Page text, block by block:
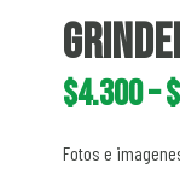
$4.300–$
Fotos e